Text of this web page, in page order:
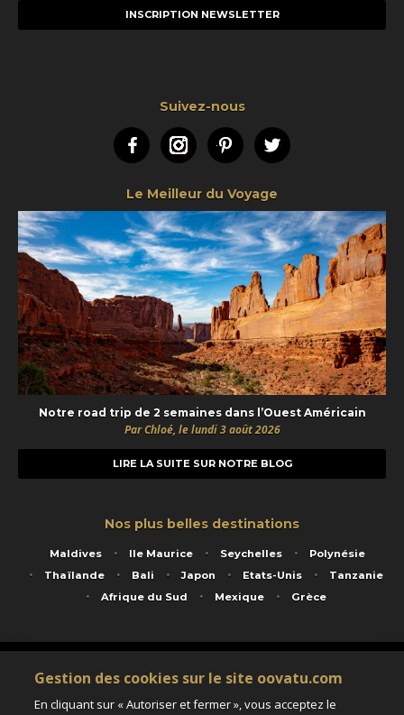
Suivez-nous
FacebookInstagramPinterestTwitter
Le Meilleur du Voyage
Notre road trip de 2 semaines dans l’Ouest Américain
Par Chloé, le lundi 3 août 2026
LIRE LA SUITE SUR NOTRE BLOG
Nos plus belles destinations
Maldives Ile Maurice Seychelles
Polynésie
Thaïlande
Bali Japon Etats-Unis
Tanzanie
Afrique du Sud
Mexique Grèce
Service animé par Nautil Voyages - 22 rue Georges Picquart 75017 Paris - S.A.S
au capital de 155 696 euros - RCS Paris B 423 671 973 - Code APE 7911Z
Matricule Atout France IM075100020 - Garantie financière Groupama - Agrément IATA
Gestion des cookies sur le site oovatu.com
En cliquant sur « Autoriser et fermer », vous acceptez le